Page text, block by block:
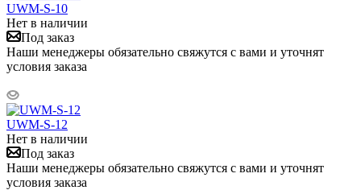
UWM-S-10
Нет в наличии
Под заказ
Наши менеджеры обязательно свяжутся с вами и уточнят
условия заказа
UWM-S-12
Нет в наличии
Под заказ
Наши менеджеры обязательно свяжутся с вами и уточнят
условия заказа